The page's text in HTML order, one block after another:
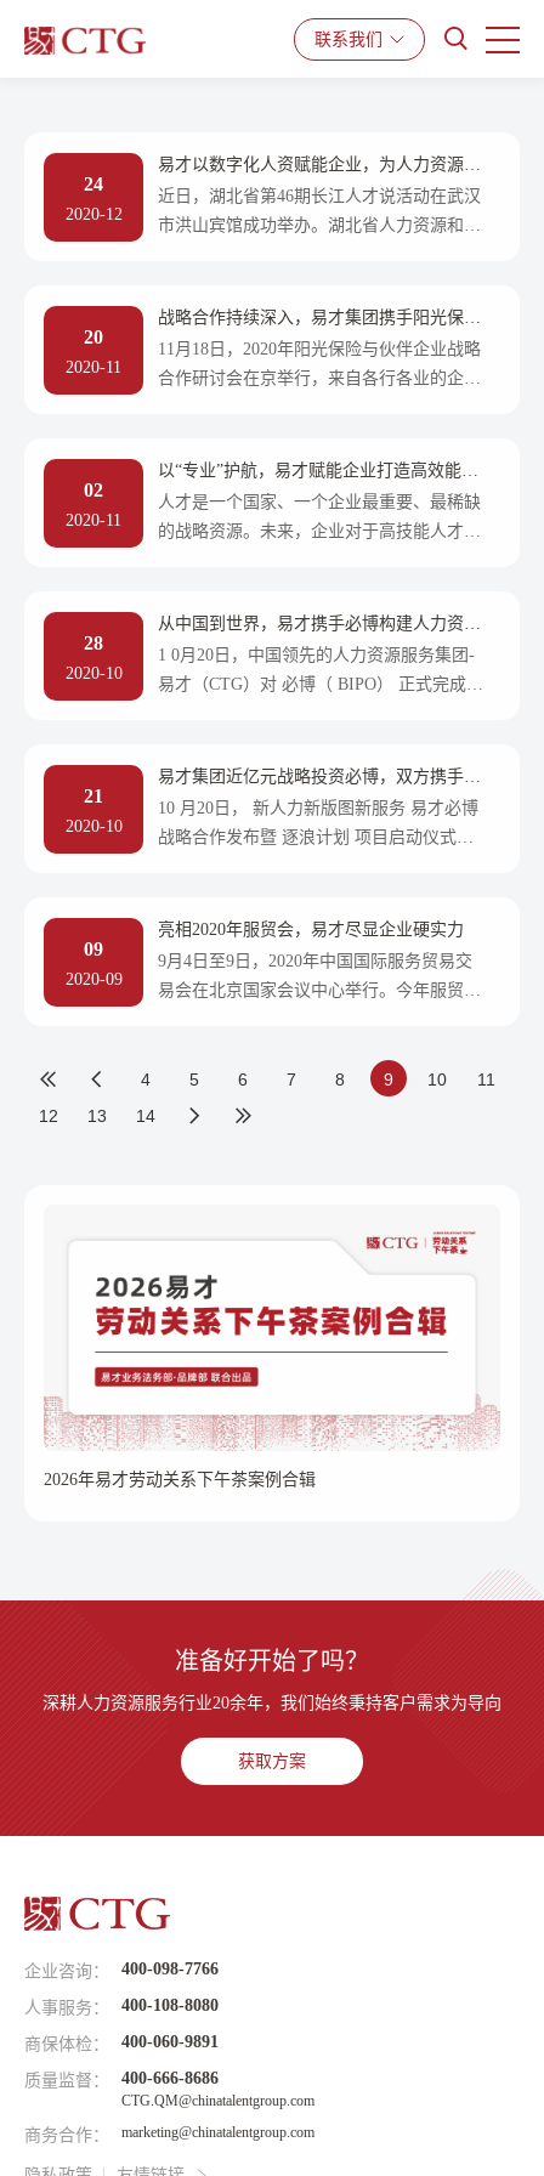
解决方案 资源中心
联系我们
24
2020-12
易才以数字化人资赋能企业，为人力资源转
型注入新动能
近日，湖北省第46期长江人才说活动在武汉
市洪山宾馆成功举办。湖北省人力资源和社
武汉长飞光纤光缆股
20
2020-11
战略合作持续深入，易才集团携手阳光保险
共创新未来
11月18日，2020年阳光保险与伙伴企业战略
合作研讨会在京举行，来自各行各业的企业
动。 此次研讨会以生
02
2020-11
以“专业”护航，易才赋能企业打造高效能人
力资源团队
人才是一个国家、一个企业最重要、最稀缺
的战略资源。未来，企业对于高技能人才的
如何提升人力资源队
28
2020-10
从中国到世界，易才携手必博构建人力资源
服务行业的里程碑与战略合作典范
1 0月20日，中国领先的人力资源服务集团-
易才（CTG）对 必博（ BIPO） 正式完成了
务 易才（CTG）必博（BIPO）战略
21
2020-10
易才集团近亿元战略投资必博，双方携手共
筑全球化服务新版图
10 月20日， 新人力新版图新服务 易才必博
战略合作发布暨 逐浪计划 项目启动仪式在
次合作将进一步释放双方在
09
2020-09
亮相2020年服贸会，易才尽显企业硬实力
9月4日至9日，2020年中国国际服务贸易交
易会在北京国家会议中心举行。今年服贸会
领域新发展新突破，共
4 5 6 7 8 9 10
11
12
13 14
2026年易才劳动关系下午茶案例合辑
准备好开始了吗？
深耕人力资源服务行业20余年，我们始终秉持客户需求为导向
获取方案
企业咨询： 400-098-7766
人事服务： 400-108-8080
商保体检： 400-060-9891
质量监督： 400-666-8686
CTG.QM@chinatalentgroup.com
商务合作： marketing@chinatalentgroup.com